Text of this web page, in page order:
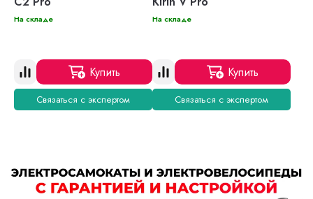
На складе
Купить
Связаться с экспертом
На складе
Купить
Связаться с экспертом